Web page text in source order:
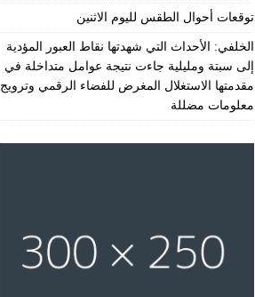
توقعات أحوال الطقس لليوم الاثنين
الخلفي: الأحداث التي شهدتها نقاط العبور المؤدية
إلى سبتة ومليلية جاءت نتيجة عوامل متداخلة في
مقدمتها الاستغلال المغرض للفضاء الرقمي وترويج
معلومات مضللة